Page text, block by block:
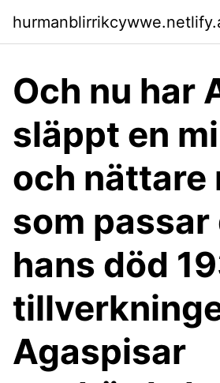
Och nu har
släppt en
och nättare
som passar
hans död
Agaspisar